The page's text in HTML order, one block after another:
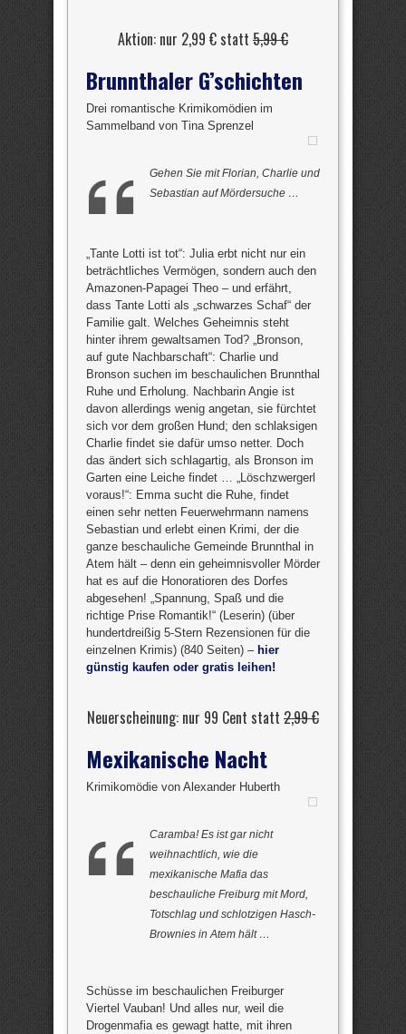
Aktion: nur 2,99 € statt 5,99 €
Brunnthaler G’schichten
Drei romantische Krimikomödien im
Sammelband von Tina Sprenzel
Gehen Sie mit Florian, Charlie und
Sebastian auf Mördersuche …
„Tante Lotti ist tot“: Julia erbt nicht nur ein
beträchtliches Vermögen, sondern auch den
Amazonen-Papagei Theo – und erfährt,
dass Tante Lotti als „schwarzes Schaf“ der
Familie galt. Welches Geheimnis steht
hinter ihrem gewaltsamen Tod? „Bronson,
auf gute Nachbarschaft“: Charlie und
Bronson suchen im beschaulichen Brunnthal
Ruhe und Erholung. Nachbarin Angie ist
davon allerdings wenig angetan, sie fürchtet
sich vor dem großen Hund; den schlaksigen
Charlie findet sie dafür umso netter. Doch
das ändert sich schlagartig, als Bronson im
Garten eine Leiche findet … „Löschzwergerl
voraus!“: Emma sucht die Ruhe, findet
einen sehr netten Feuerwehrmann namens
Sebastian und erlebt einen Krimi, der die
ganze beschauliche Gemeinde Brunnthal in
Atem hält – denn ein geheimnisvoller Mörder
hat es auf die Honoratioren des Dorfes
abgesehen! „Spannung, Spaß und die
richtige Prise Romantik!“ (Leserin) (über
hundertdreißig 5-Stern Rezensionen für die
einzelnen Krimis) (840 Seiten) – hier
günstig kaufen oder gratis leihen!
Neuerscheinung: nur 99 Cent statt 2,99 €
Mexikanische Nacht
Krimikomödie von Alexander Huberth
Caramba! Es ist gar nicht
weihnachtlich, wie die
mexikanische Mafia das
beschauliche Freiburg mit Mord,
Totschlag und schlotzigen Hasch-
Brownies in Atem hält …
Schüsse im beschaulichen Freiburger
Viertel Vauban! Und alles nur, weil die
Drogenmafia es gewagt hatte, mit ihren